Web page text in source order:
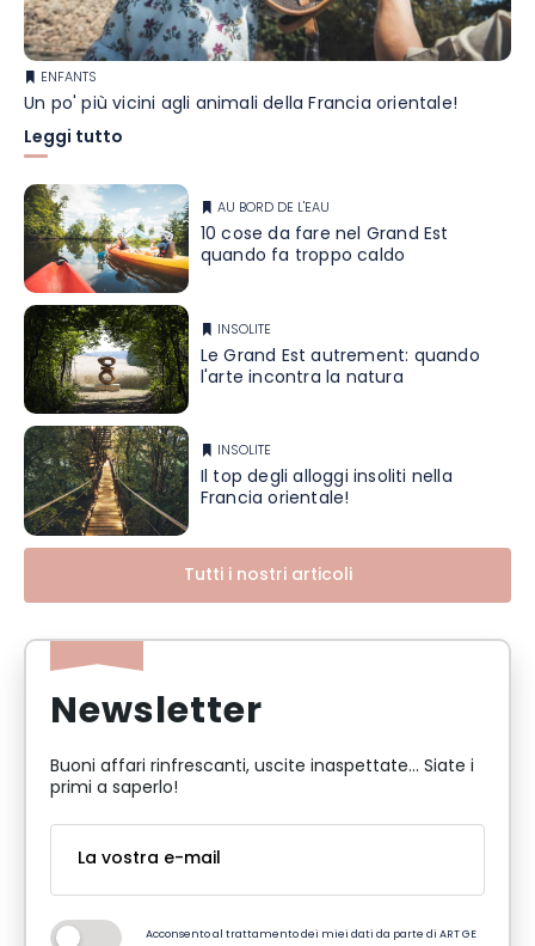
ENFANTS
Un po' più vicini agli animali della Francia orientale!
Leggi tutto
AU BORD DE L'EAU
10 cose da fare nel Grand Est
quando fa troppo caldo
INSOLITE
Le Grand Est autrement: quando
l'arte incontra la natura
INSOLITE
Il top degli alloggi insoliti nella
Francia orientale!
Tutti i nostri articoli
Newsletter
Buoni affari rinfrescanti, uscite inaspettate... Siate i
primi a saperlo!
Acconsento al trattamento dei miei dati da parte di ART GE